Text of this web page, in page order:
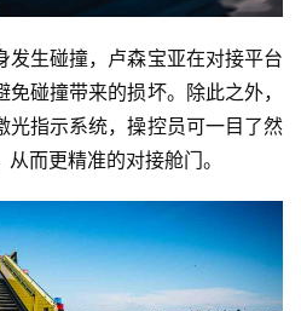
发生碰撞，卢森宝亚在对接平台
碰撞带来的损坏。除此之外，
光指示系统，操控员可一目了然
而更精准的对接舱门。